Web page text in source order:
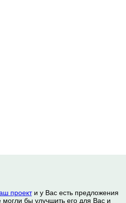
проекти у Вас есть предложения
бы улучшить его для Вас и